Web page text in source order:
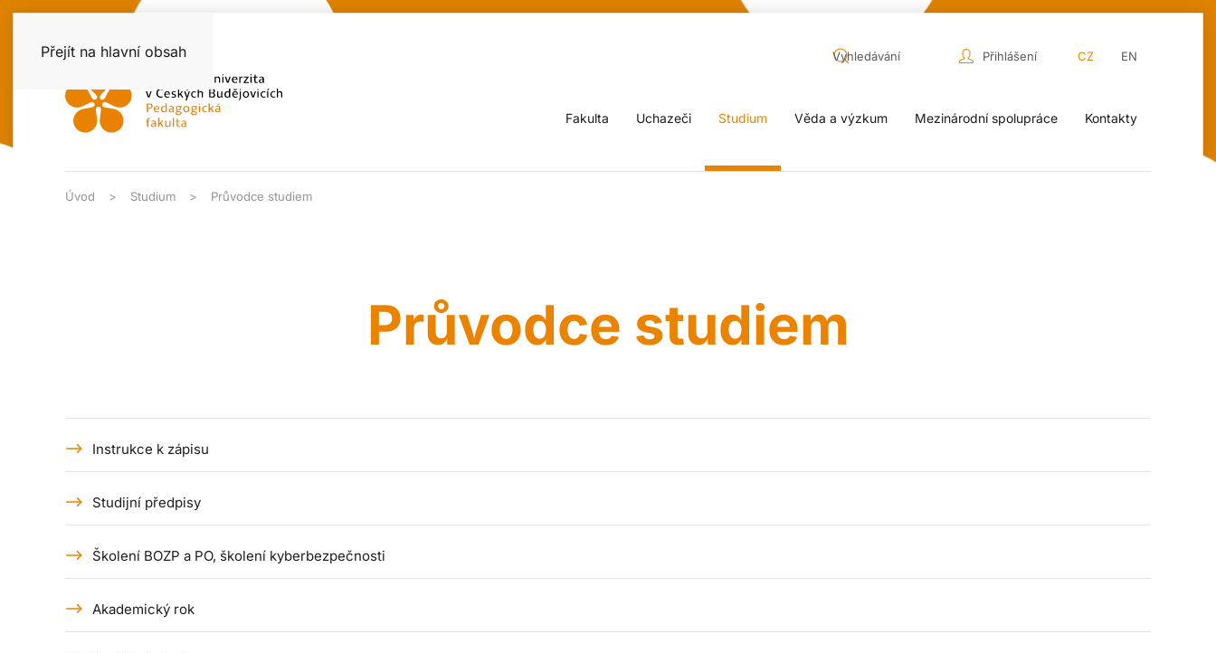
Přejít na hlavní obsah Přihlášení CZ EN
Fakulta Uchazeči Studium Věda a výzkum Mezinárodní spolupráce Kontakty
Úvod Studium Průvodce studiem
Průvodce studiem
Instrukce k zápisu
Studijní předpisy
Školení BOZP a PO, školení kyberbezpečnosti
Akademický rok